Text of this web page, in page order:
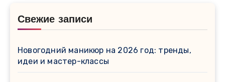
Свежие записи
Новогодний маникюр на 2026 год: тренды,
идеи и мастер-классы